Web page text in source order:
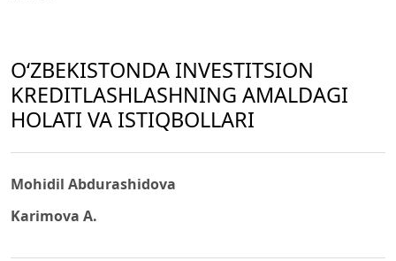
O‘ZBEKISTONDA INVESTITSION
KREDITLASHLASHNING AMALDAGI
HOLATI VA ISTIQBOLLARI
Mohidil Abdurashidova
Karimova A.